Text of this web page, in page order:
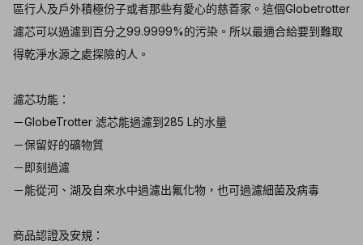
區行人及戶外積極份子或者那些有愛心的慈善家。這個Globetrotter
濾芯可以過濾到百分之99.9999%的污染。所以最適合給要到難取
得乾淨水源之處探險的人。
濾芯功能：
－GlobeTrotter 滤芯能過濾到285 L的水量
－保留好的礦物質
－即刻過濾
－能從河、湖及自來水中過濾出氟化物，也可過濾細菌及病毒
商品認證及安規：